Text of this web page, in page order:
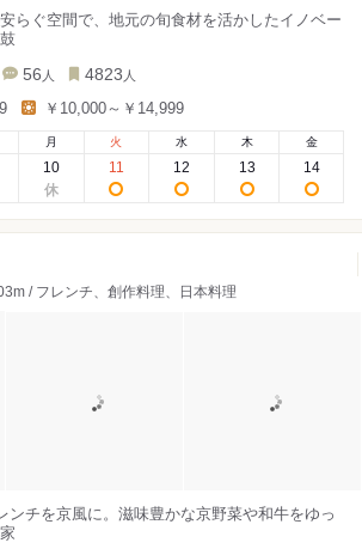
らぐ空間で、地元の旬食材を活かしたイノベー
56 人 4823 人
￥10,000～￥14,999
月
10
火
11
水
12
木
13
金
14
/ フレンチ、創作料理、日本料理
チを京風に。滋味豊かな京野菜や和牛をゆっ